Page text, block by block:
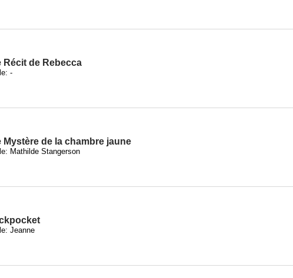
Récit de Rebecca
-
Mystère de la chambre jaune
Mathilde Stangerson
Jeanne